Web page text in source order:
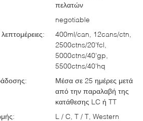
πελατών
negotiable
400ml/can, 12cans/ctn,
2500ctns/20'fcl,
5000ctns/40'gp,
5500ctns/40'hq
Μέσα σε 25 ημέρες μετά
από την παραλαβή της
κατάθεσης LC ή TT
L / C, T / T, Western